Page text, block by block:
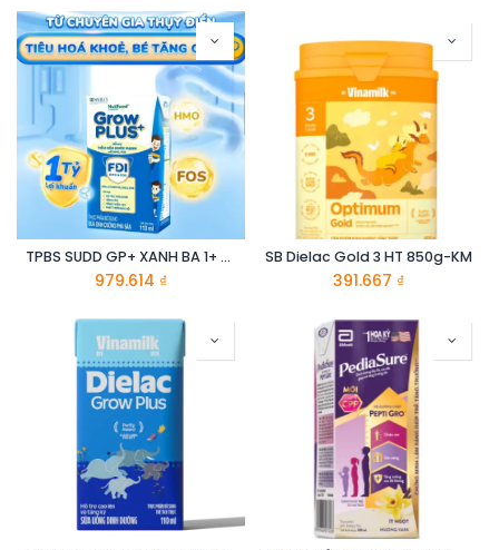
TPBS SUDD GP+ XANH BA 1+ H110MLX48
979.614 ₫
SB Dielac Gold 3 HT 850g-KM
391.667 ₫